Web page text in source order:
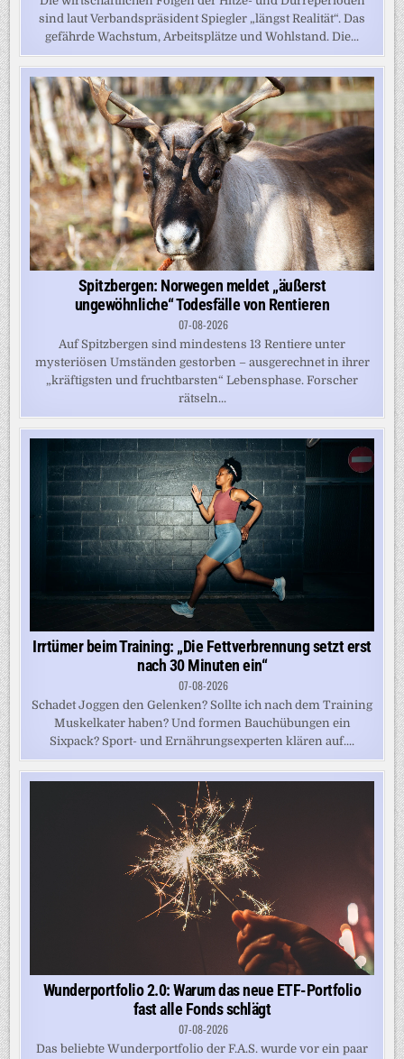
sind laut Verbandspräsident Spiegler „längst Realität“. Das
gefährde Wachstum, Arbeitsplätze und Wohlstand. Die...
Spitzbergen: Norwegen meldet „äußerst
ungewöhnliche“ Todesfälle von Rentieren
07-08-2026
Auf Spitzbergen sind mindestens 13 Rentiere unter
mysteriösen Umständen gestorben – ausgerechnet in ihrer
„kräftigsten und fruchtbarsten“ Lebensphase. Forscher
rätseln...
Irrtümer beim Training: „Die Fettverbrennung setzt erst
nach 30 Minuten ein“
07-08-2026
Schadet Joggen den Gelenken? Sollte ich nach dem Training
Muskelkater haben? Und formen Bauchübungen ein
Sixpack? Sport- und Ernährungsexperten klären auf....
Wunderportfolio 2.0: Warum das neue ETF-Portfolio
fast alle Fonds schlägt
07-08-2026
Das beliebte Wunderportfolio der F.A.S. wurde vor ein paar